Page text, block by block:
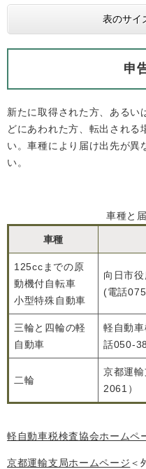
表のサイ
申
新たに取得された方、あるい
どにあわれた方、転出される
い。車種により届け出先が異
い。
車種と
車種
125ccまでの原
動機付自転車
小型特殊自動車
向日市
(電話
三輪と四輪の軽
自動車
軽自動
話050-
二輪
京都運
2061）
軽自動車税検査協会ホームペ
京都運輸支局ホームページ ＜